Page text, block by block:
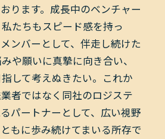
ります。成長中のベンチャー
たちもスピード感を持っ
ンバーとして、伴走し続けた
や願いに真摯に向き合い、
して考えぬきたい。これか
者ではなく同社のロジステ
パートナーとして、広い視野
もに歩み続けてまいる所存で